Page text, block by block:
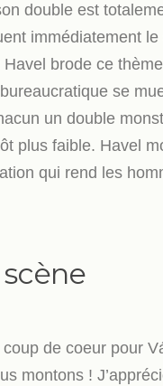
double est
immédiatement
Havel brode ce
se
un double
plus faible. Havel
qui rend les
de coeur pour
montons !